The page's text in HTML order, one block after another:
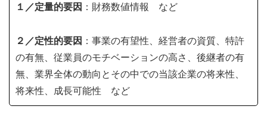
１／定量的要因 ：財務数値情報 など
２／定性的要因
：事業の有望性、経営者の資質、特許
の有無、従業員のモチベーションの高さ、後継者の有
無、業界全体の動向とその中での当該企業の将来性、
将来性、成長可能性 など